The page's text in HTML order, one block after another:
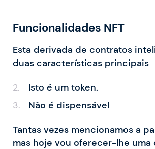
Funcionalidades NFT
Esta derivada de contratos
duas características principais
Isto é um token.
Não é dispensável
Tantas vezes mencionamos a
mas hoje vou oferecer-lhe uma